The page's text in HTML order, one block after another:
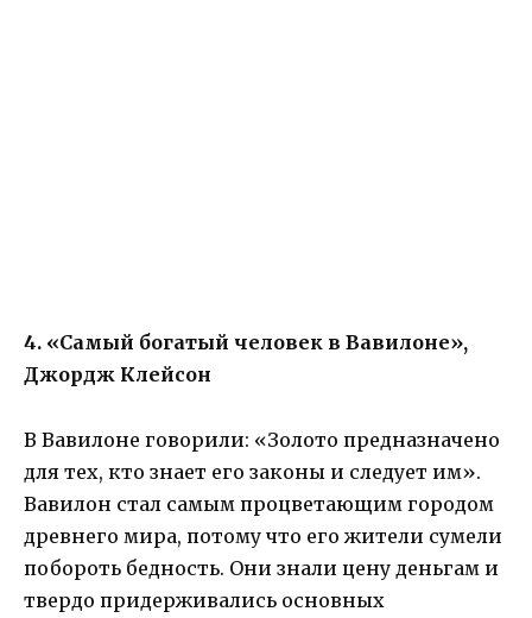
4. «Самый богатый человек в Вавилоне»,
Джордж Клейсон
В Вавилоне говорили: «Золото предназначено
для тех, кто знает его законы и следует им».
Вавилон стал самым процветающим городом
древнего мира, потому что его жители сумели
побороть бедность. Они знали цену деньгам и
твердо придерживались основных